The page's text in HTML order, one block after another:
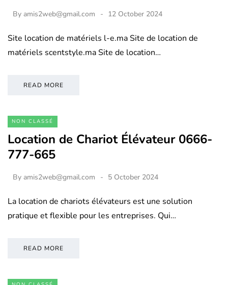
By amis2web@gmail.com 12 October 2024
Site location de matériels l-e.ma Site de location de
matériels scentstyle.ma Site de location…
READ MORE
NON CLASSÉ
Location de Chariot Élévateur 0666-
777-665
By amis2web@gmail.com 5 October 2024
La location de chariots élévateurs est une solution
pratique et flexible pour les entreprises. Qui…
READ MORE